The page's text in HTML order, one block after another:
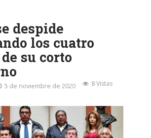
despide
los cuatro
su corto
5 de noviembre de 2020 8 Vistas